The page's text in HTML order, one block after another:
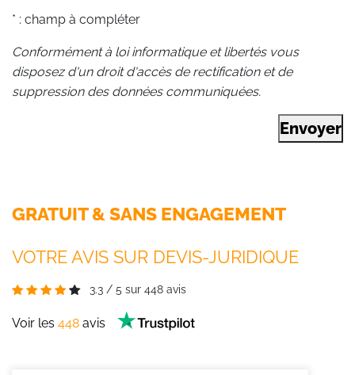
* : champ à compléter
Conformément à loi informatique et libertés vous
disposez d'un droit d'accès de rectification et de
suppression des données communiquées.
Envoyer
GRATUIT & SANS ENGAGEMENT
VOTRE AVIS SUR DEVIS-JURIDIQUE
3.3 / 5 sur 448 avis
Voir les 448 avis